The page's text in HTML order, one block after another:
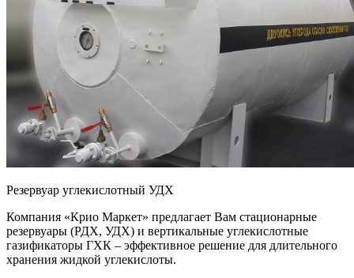
Резервуар углекислотный УДХ
Компания «Крио Маркет» предлагает Вам стационарные
резервуары (РДХ, УДХ) и вертикальные углекислотные
газификаторы ГХК – эффективное решение для длительного
хранения жидкой углекислоты.